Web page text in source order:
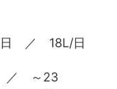
日 ／ 18L/日
／ ～23